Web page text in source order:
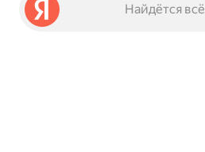
Найдётся всё